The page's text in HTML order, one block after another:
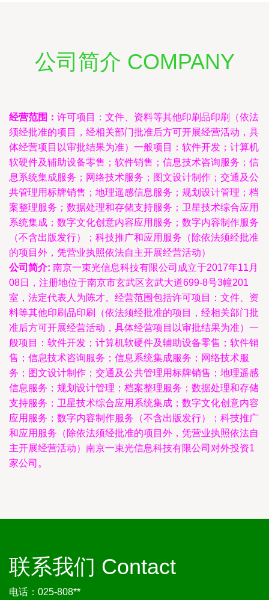
公司简介 COMPANY
经营范围： 许可项目：文件、资料等其他印刷品印刷（依法
须经批准的项目，经相关部门批准后方可开展经营活动，具
体经营项目以审批结果为准）一般项目：软件开发；计算机
软硬件及辅助设备零售；软件销售；信息技术咨询服务；信
息系统集成服务；网络技术服务；图文设计制作；交通及公
共管理用标牌销售；地理遥感信息服务；规划设计管理；档
案整理服务；数据处理和存储支持服务；卫星技术综合应用
系统集成；数字文化创意内容应用服务；数字内容制作服务
（不含出版发行）；科技推广和应用服务（除依法须经批准
的项目外，凭营业执照依法自主开展经营活动）
公司简介: 南京一束光信息科技有限公司成立于2017年11月
08日，注册地位于南京市玄武区玄武大道699-8号3幢201
室，法定代表人为陈才。经营范围包括许可项目：文件、资
料等其他印刷品印刷（依法须经批准的项目，经相关部门批
准后方可开展经营活动，具体经营项目以审批结果为准）一
般项目：软件开发；计算机软硬件及辅助设备零售；软件销
售；信息技术咨询服务；信息系统集成服务；网络技术服
务；图文设计制作；交通及公共管理用标牌销售；地理遥感
信息服务；规划设计管理；档案整理服务；数据处理和存储
支持服务；卫星技术综合应用系统集成；数字文化创意内容
应用服务；数字内容制作服务（不含出版发行）；科技推广
和应用服务（除依法须经批准的项目外，凭营业执照依法自
主开展经营活动）南京一束光信息科技有限公司对外投资1
家公司。
联系我们 Contact
电话：025-808**